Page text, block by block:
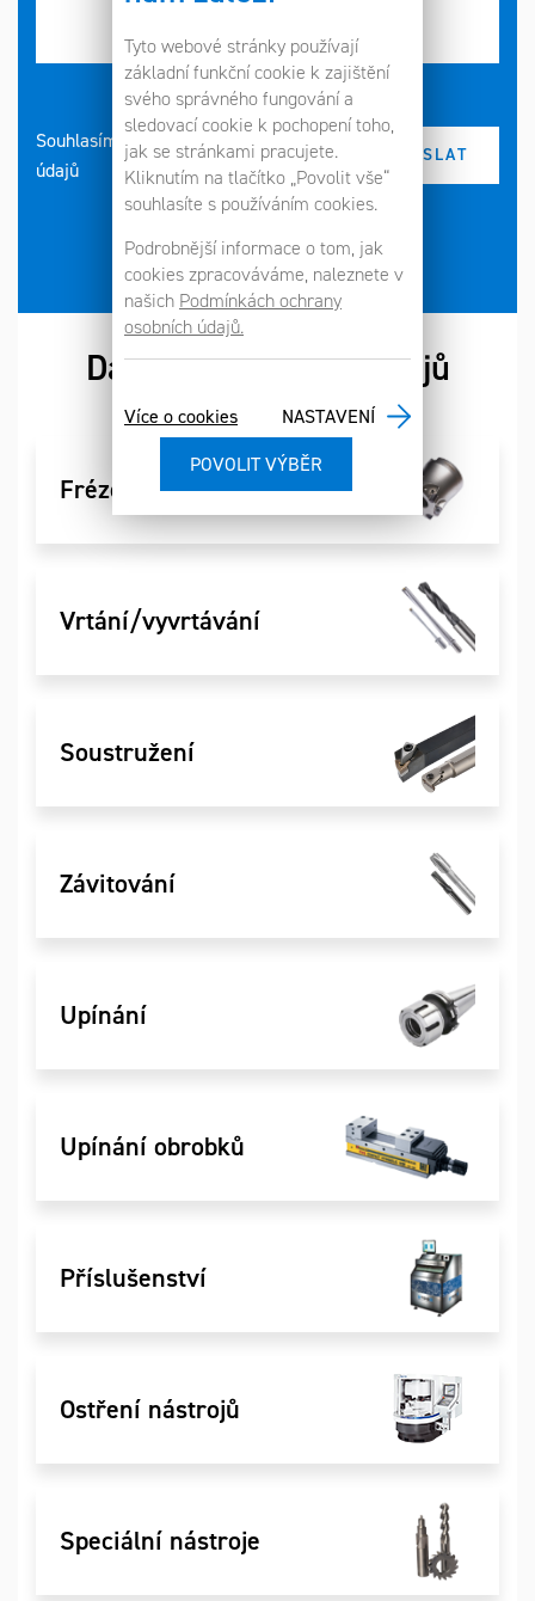
Tyto webové stránky používají
základní funkční cookie k zajištění
svého správného fungování a
sledovací cookie k pochopení toho,
jak se stránkami pracujete.
Kliknutím na tlačítko „Povolit vše“
souhlasíte s používáním cookies.
Podrobnější informace o tom, jak
cookies zpracováváme, naleznete v
našich Podmínkách ochrany
osobních údajů.
Více o cookies NASTAVENÍ
Souhlasím se zpracováním osobních
údajů
Další kategorie nástrojů
Frézování
Vrtání/vyvrtávání
Soustružení
Závitování
Upínání
Upínání obrobků
Příslušenství
Ostření nástrojů
Speciální nástroje